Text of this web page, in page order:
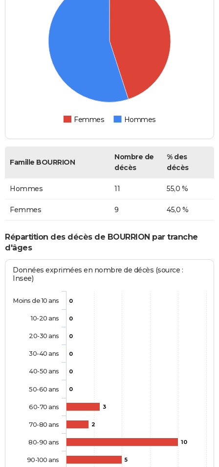
Femmes Hommes
Famille BOURRION
Nombre de
décès
% des
décès
Hommes 11 55,0 %
Femmes 9 45,0 %
Répartition des décès de BOURRION par tranche
d'âges
Données exprimées en nombre de décès (source :
Insee)
0
0
0
0
0
0
3
2
10
5
Moins de 10 ans
10-20 ans
20-30 ans
30-40 ans
40-50 ans
50-60 ans
60-70 ans
70-80 ans
80-90 ans
90-100 ans